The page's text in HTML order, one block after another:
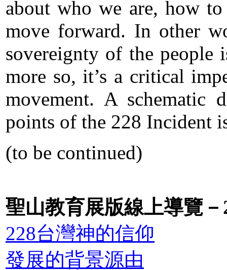
about who we are, how
move forward. In other
sovereignty of the people
more so, it’s a critical
movement. A schematic
points of the 228 Incident
(to be continued)
聖山教育展版線上導覽
228台灣神的信仰
發展的背景源由